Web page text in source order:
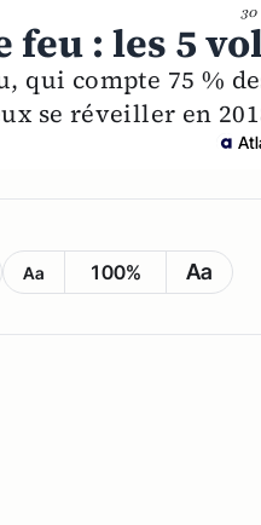
30
feu : les 5
qui compte 75 %
se réveiller en
Aa 100% Aa